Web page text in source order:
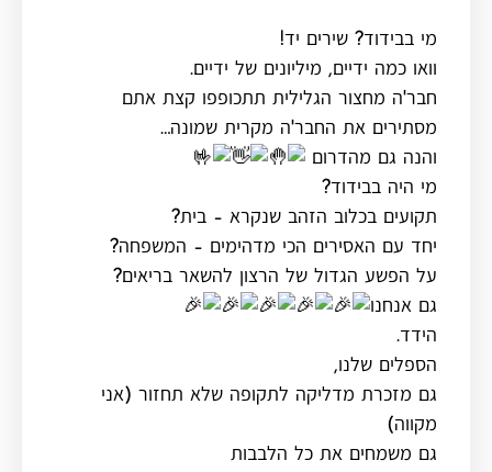
מי בבידוד? שירים יד!
וואו כמה ידיים, מיליונים של ידיים.
חבר'ה מחצור הגלילית תתכופפו קצת אתם
מסתירים את החבר'ה מקרית שמונה…
והנה גם מהדרום
מי היה בבידוד?
תקועים בכלוב הזהב שנקרא – בית?
יחד עם האסירים הכי מדהימים – המשפחה?
על הפשע הגדול של הרצון להשאר בריאים?
גם אנחנו
הידד.
הספלים שלנו,
גם מזכרת מדליקה לתקופה שלא תחזור (אני
מקווה)
גם משמחים את כל הלבבות